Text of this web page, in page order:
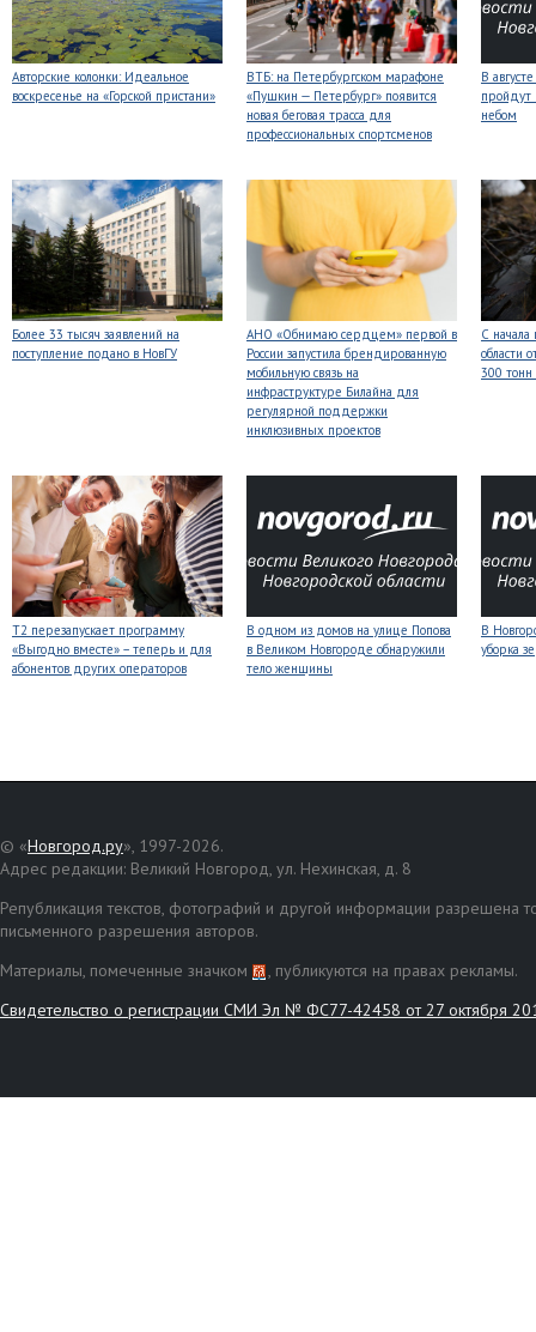
Авторские колонки: Идеальное
воскресенье на «Горской пристани»
ВТБ: на Петербургском марафоне
«Пушкин — Петербург» появится
новая беговая трасса для
профессиональных спортсменов
В
небом
Более 33 тысяч заявлений на
поступление подано в НовГУ
АНО «Обнимаю сердцем» первой в
России запустила брендированную
мобильную связь на
инфраструктуре Билайна для
регулярной поддержки
инклюзивных проектов
С начала
области
300
Т2 перезапускает программу
«Выгодно вместе» – теперь и для
абонентов других операторов
В одном из домов на улице Попова
в Великом Новгороде обнаружили
тело женщины
В
уборка
© «Новгород.ру», 1997-2026.
Адрес редакции: Великий Новгород, ул. Нехинская, д. 8
Републикация текстов, фотографий и другой информации разрешена
письменного разрешения авторов.
Материалы, помеченные значком
, публикуются на правах рекламы.
Свидетельство о регистрации СМИ Эл № ФС77-42458 от 27 октября